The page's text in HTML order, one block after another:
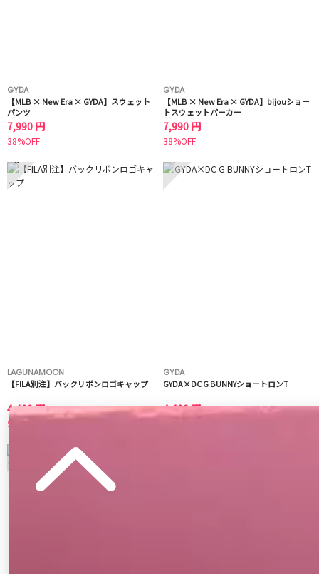
GYDA
【MLB × New Era × GYDA】スウェット
パンツ
7,990 円
38%OFF
GYDA
【MLB × New Era × GYDA】bijouショー
トスウェットパーカー
7,990 円
38%OFF
3
LAGUNAMOON
【FILA別注】バックリボンロゴキャップ
4,400 円
50%OFF
4
GYDA
GYDA×DC G BUNNYショートロンT
4,490 円